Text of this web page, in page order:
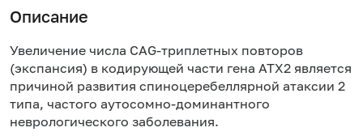
Описание
Увеличение числа CAG-триплетных повторов
(экспансия) в кодирующей части гена ATX2 является
причиной развития спиноцеребеллярной атаксии 2
типа, частого аутосомно-доминантного
неврологического заболевания.